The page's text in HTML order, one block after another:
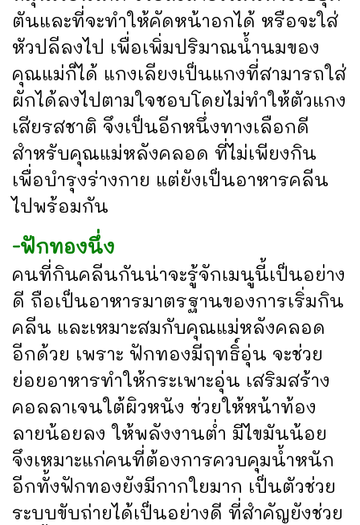
ตันและที่จะทำให้คัดหน้าอกได้ หรือจะใส่
หัวปลีลงไป เพื่อเพิ่มปริมาณนํ้านมของ
คุณแม่ก็ได้ แกงเลียงเป็นแกงที่สามารถใส่
ผักได้ลงไปตามใจชอบโดยไม่ทำให้ตัวแกง
เสียรสชาติ จึงเป็นอีกหนึ่งทางเลือกดี
สำหรับคุณแม่หลังคลอด ที่ไม่เพียงกิน
เพื่อบำรุงร่างกาย แต่ยังเป็นอาหารคลีน
ไปพร้อมกัน
-ฟักทองนึ่ง
​คนที่กินคลีนกันน่าจะรู้จักเมนูนี้เป็นอย่าง
ดี ถือเป็นอาหารมาตรฐานของการเริ่มกิน
คลีน และเหมาะสมกับคุณแม่หลังคลอด
อีกด้วย เพราะ ฟักทองมีฤทธิ์อุ่น จะช่วย
ย่อยอาหารทำให้กระเพาะอุ่น เสริมสร้าง
คอลลาเจนใต้ผิวหนัง ช่วยให้หน้าท้อง
ลายน้อยลง ให้พลังงานต่ำ มีไขมันน้อย
จึงเหมาะแก่คนที่ต้องการควบคุมน้ำหนัก
อีกทั้งฟักทองยังมีกากใยมาก เป็นตัวช่วย
ระบบขับถ่ายได้เป็นอย่างดี ที่สำคัญยังช่วย